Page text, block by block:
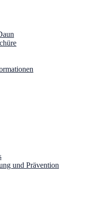
und Prävention